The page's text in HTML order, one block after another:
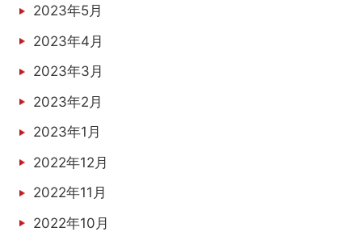
2023年5月
2023年4月
2023年3月
2023年2月
2023年1月
2022年12月
2022年11月
2022年10月